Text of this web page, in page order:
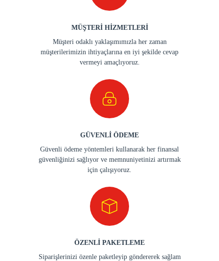
MÜŞTERİ HİZMETLERİ
Müşteri odaklı yaklaşımımızla her zaman
müşterilerimizin ihtiyaçlarına en iyi şekilde cevap
vermeyi amaçlıyoruz.
GÜVENLİ ÖDEME
Güvenli ödeme yöntemleri kullanarak her finansal
güvenliğinizi sağlıyor ve memnuniyetinizi artırmak
için çalışıyoruz.
ÖZENLİ PAKETLEME
Siparişlerinizi özenle paketleyip göndererek sağlam